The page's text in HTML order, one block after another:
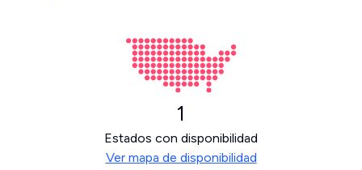
1
Estados con disponibilidad
Ver mapa de disponibilidad